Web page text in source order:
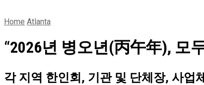
Home Atlanta
“2026년 병오년(丙午年), 모
각 지역 한인회, 기관 및 단체장, 사업